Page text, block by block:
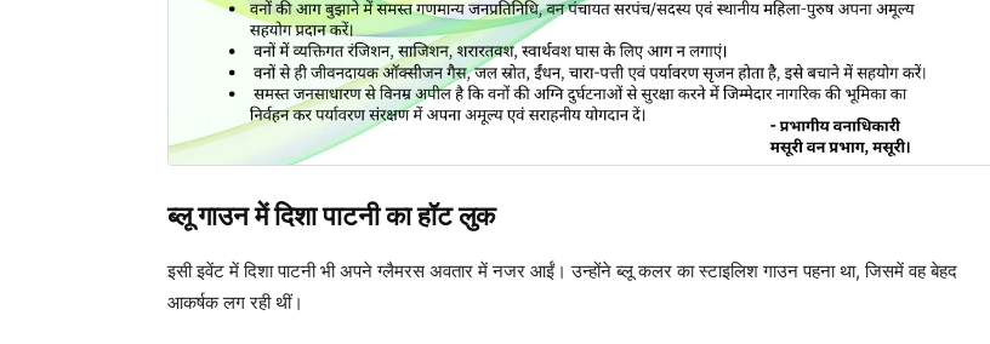
ब्लू गाउन में दिशा पाटनी का हॉट लुक
इसी इवेंट में दिशा पाटनी भी अपने ग्लैमरस अवतार में नजर आईं। उन्होंने ब्लू कलर का स्टाइलिश गाउन पहना था, जिसमें वह बेहद
आकर्षक लग रही थीं।